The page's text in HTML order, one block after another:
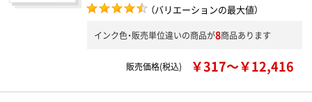
（バリエーションの最大値）
インク色・販売単位違いの商品が8商品あります
販売価格(税込) ￥317～￥12,416